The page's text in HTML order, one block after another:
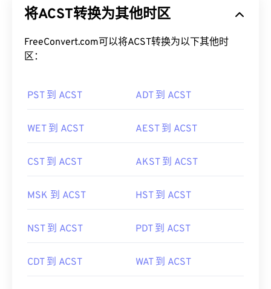
将ACST转换为其他时区
FreeConvert.com可以将ACST转换为以下其他时
区：
PST 到 ACST ADT 到 ACST
WET 到 ACST AEST 到 ACST
CST 到 ACST AKST 到 ACST
MSK 到 ACST HST 到 ACST
NST 到 ACST PDT 到 ACST
CDT 到 ACST WAT 到 ACST